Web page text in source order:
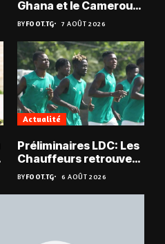
Ghana et le Cameroun
en quarts
BYFOOT.TG 7 AOÛT 2026
Actualité
Préliminaires LDC: Les
Chauffeurs retrouvent
les Mimos
BYFOOT.TG 6 AOÛT 2026